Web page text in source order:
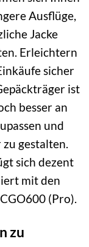
Ausflüge,
Jacke
Erleichtern
sicher
ist
besser an
und
gestalten.
sich dezent
mit den
(Pro).
zu